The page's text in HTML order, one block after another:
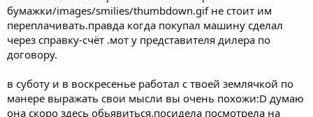
заверение этого договора 0,5 % от суммы оценки + 1000 рублей
(я работаю у нотариуса сейчас, я знаю ). То есть при таком
раскладе бала за постановку на учет сдерут немерено. Это не
пафосный Харлей или Босс Хосс, это простенький и надежный
йобрик. Ну смысл ТАК заморачиваться? Исключительно для
того, чтобы ментам жизнь попортить!
бумажки/images/smilies/thumbdown.gif не стоит им
переплачивать.правда когда покупал машину сделал
через справку-счёт .мот у представителя дилера по
договору.
в суботу и в воскресенье работал с твоей землячкой по
манере выражать свои мысли вы очень похожи:D думаю
она скоро здесь обьявиться.посидела посмотрела на